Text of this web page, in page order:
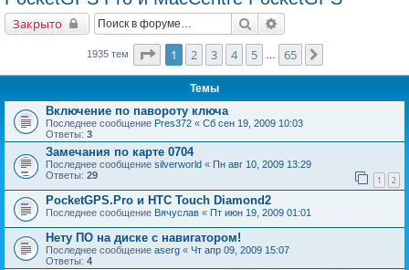
Закрыто Поиск
1935 тем Страница1 из
1 2 3 4 5 65
Темы
Включение по павороту ключа
Последнее сообщение Pres372 « Сб сен 19, 2009 10:03
Ответы: 3
Замечания по карте 0704
Последнее сообщение silverworld « Пн авг 10, 2009 13:29
Ответы: 29 1 2
PocketGPS.Pro и HTC Touch Diamond2
Последнее сообщение Вячуслав « Пт июн 19, 2009 01:01
Нету ПО на диске с навигатором!
Последнее сообщение aserg « Чт апр 09, 2009 15:07
Ответы: 4